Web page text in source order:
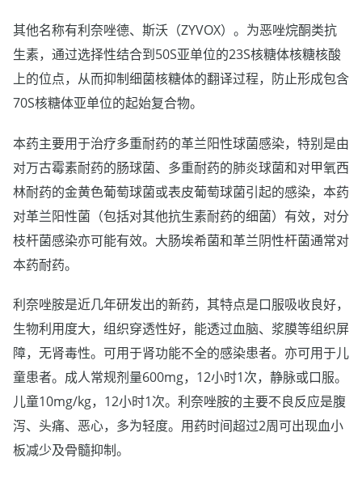
其他名称有利奈唑德、斯沃（ZYVOX）。为恶唑烷酮类抗
生素，通过选择性结合到50S亚单位的23S核糖体核糖核酸
上的位点，从而抑制细菌核糖体的翻译过程，防止形成包含
70S核糖体亚单位的起始复合物。
本药主要用于治疗多重耐药的革兰阳性球菌感染，特别是由
对万古霉素耐药的肠球菌、多重耐药的肺炎球菌和对甲氧西
林耐药的金黄色葡萄球菌或表皮葡萄球菌引起的感染，本药
对革兰阳性菌（包括对其他抗生素耐药的细菌）有效，对分
枝杆菌感染亦可能有效。大肠埃希菌和革兰阴性杆菌通常对
本药耐药。
利奈唑胺是近几年研发出的新药，其特点是口服吸收良好，
生物利用度大，组织穿透性好，能透过血脑、浆膜等组织屏
障，无肾毒性。可用于肾功能不全的感染患者。亦可用于儿
童患者。成人常规剂量600mg，12小时1次，静脉或口服。
儿童10mg/kg，12小时1次。利奈唑胺的主要不良反应是腹
泻、头痛、恶心，多为轻度。用药时间超过2周可出现血小
板减少及骨髓抑制。